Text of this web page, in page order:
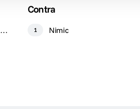
Contra
1 Nimic